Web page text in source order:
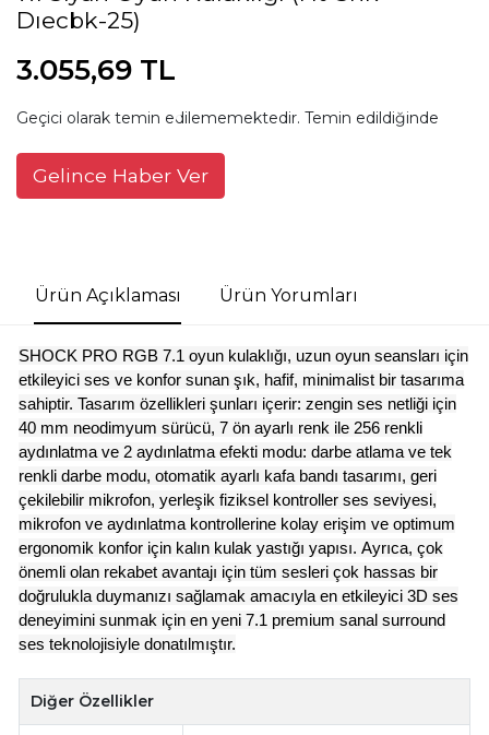
Dıecbk-25)
3.055,69 TL
Geçici olarak temin edilememektedir. Temin edildiğinde
Gelince Haber Ver
Ürün Açıklaması Ürün Yorumları
SHOCK PRO RGB 7.1 oyun kulaklığı, uzun oyun seansları için
etkileyici ses ve konfor sunan şık, hafif, minimalist bir tasarıma
sahiptir. Tasarım özellikleri şunları içerir: zengin ses netliği için
40 mm neodimyum sürücü, 7 ön ayarlı renk ile 256 renkli
aydınlatma ve 2 aydınlatma efekti modu: darbe atlama ve tek
renkli darbe modu, otomatik ayarlı kafa bandı tasarımı, geri
çekilebilir mikrofon, yerleşik fiziksel kontroller ses seviyesi,
mikrofon ve aydınlatma kontrollerine kolay erişim ve optimum
ergonomik konfor için kalın kulak yastığı yapısı. Ayrıca, çok
önemli olan rekabet avantajı için tüm sesleri çok hassas bir
doğrulukla duymanızı sağlamak amacıyla en etkileyici 3D ses
deneyimini sunmak için en yeni 7.1 premium sanal surround
ses teknolojisiyle donatılmıştır.
Diğer Özellikler